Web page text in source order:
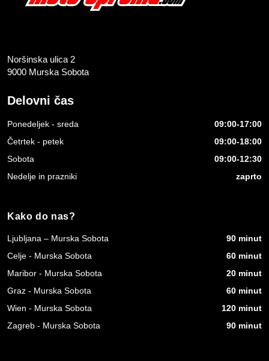
Noršinska ulica 2
9000 Murska Sobota
Delovni čas
Ponedeljek - sreda
09:00-17:00
Četrtek - petek
09:00-18:00
Sobota
09:00-12:30
Nedelje in prazniki
zaprto
Kako do nas?
Ljubljana – Murska Sobota
90 minut
Celje - Murska Sobota
60 minut
Maribor - Murska Sobota
20 minut
Graz - Murska Sobota
60 minut
Wien - Murska Sobota
120 minut
Zagreb - Murska Sobota
90 minut